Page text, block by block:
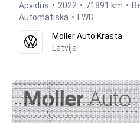
Apvidus 2022 71891 km
Automātiskā
FWD
Moller Auto Krasta
Latvija